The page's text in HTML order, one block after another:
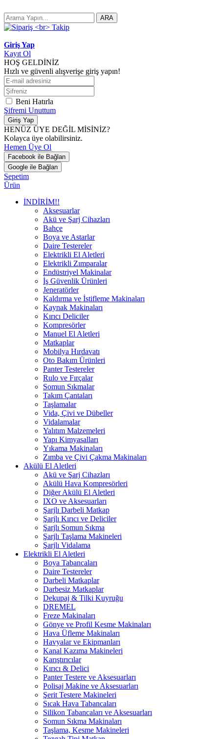
ARA
Giriş Yap
Kayıt Ol
HOŞ GELDİNİZ
Hızlı ve güvenli alışverişe giriş yapın!
Beni Hatırla
Şifremi Unuttum
Giriş Yap
HENÜZ ÜYE DEĞİL MİSİNİZ?
Kolayca üye olabilirsiniz.
Hemen Üye Ol
Facebook ile Bağlan
Google ile Bağlan
Sepetim
Ürün
İNDİRİM!!
Aksesuarlar
Akü ve Şarj Cihazları
Bahçe
Boya ve Astarlar
Daire Testereler
Elektrikli El Aletleri
Elektrikli Zımparalar
Endüstriyel Makinalar
İş Güvenlik Ürünleri
Jeneratörler
Kaldırma ve İstifleme Makinaları
Kaynak Makinaları
Kırıcı Deliciler
Kompresörler
Manuel El Aletleri
Matkaplar
Mobilya Hırdavatı
Oto Bakım Ürünleri
Panter Testereler
Rulo ve Fırçalar
Somun Sıkmalar
Takım Çantaları
Taşlamalar
Vida, Çivi ve Dübeller
Vidalamalar
Yalıtım Malzemeleri
Yapı Kimyasalları
Yıkama Makinaları
Zımba ve Çivi Çakma Makinaları
Akülü El Aletleri
Akü ve Şarj Cihazları
Akülü Hava Kompresörleri
Diğer Akülü El Aletleri
IXO ve Aksesuarları
Şarjlı Darbeli Matkap
Şarjlı Kırıcı ve Deliciler
Şarjlı Somun Sıkma
Şarjlı Taşlama Makineleri
Şarjlı Vidalama
Elektrikli El Aletleri
Boya Tabancaları
Daire Testereler
Darbeli Matkaplar
Darbesiz Matkaplar
Dekupaj & Tilki Kuyruğu
DREMEL
Freze Makinaları
Gönye ve Profil Kesme Makinaları
Hava Üfleme Makinaları
Havyalar ve Ekipmanları
Kanal Kazıma Makineleri
Karıştırıcılar
Kırıcı & Delici
Panter Testere ve Aksesuarları
Polisaj Makine ve Aksesuarları
Şerit Testere Makineleri
Sıcak Hava Tabancaları
Silikon Tabancaları ve Aksesuarları
Somun Sıkma Makinaları
Taşlama, Kesme Makineleri